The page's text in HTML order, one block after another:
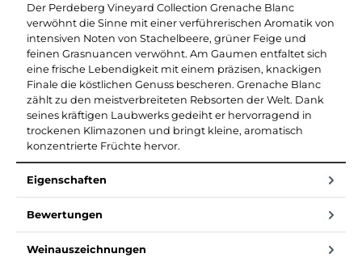
Der Perdeberg Vineyard Collection Grenache Blanc
verwöhnt die Sinne mit einer verführerischen Aromatik von
intensiven Noten von Stachelbeere, grüner Feige und
feinen Grasnuancen verwöhnt. Am Gaumen entfaltet sich
eine frische Lebendigkeit mit einem präzisen, knackigen
Finale die köstlichen Genuss bescheren. Grenache Blanc
zählt zu den meistverbreiteten Rebsorten der Welt. Dank
seines kräftigen Laubwerks gedeiht er hervorragend in
trockenen Klimazonen und bringt kleine, aromatisch
konzentrierte Früchte hervor.
Eigenschaften
Bewertungen
Weinauszeichnungen